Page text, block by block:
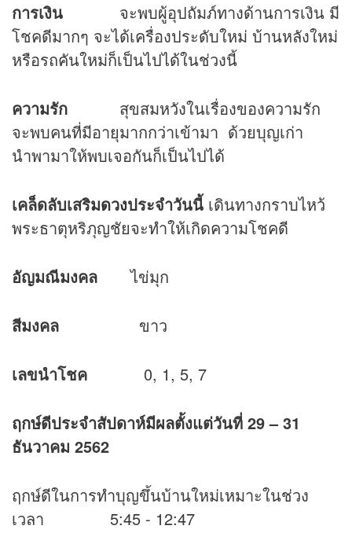
การเงิน
จะพบผู้อุปถัมภ์ทางด้านการเงิน มี
โชคดีมากๆ จะได้เครื่องประดับใหม่ บ้านหลังใหม่
หรือรถคันใหม่ก็เป็นไปได้ในช่วงนี้
ความรัก
สุขสมหวังในเรื่องของความรัก
จะพบคนที่มีอายุมากกว่าเข้ามา ด้วยบุญเก่า
นำพามาให้พบเจอกันก็เป็นไปได้
เคล็ดลับเสริมดวงประจำวันนี้ เดินทางกราบไหว้
พระธาตุหริภุญชัยจะทำให้เกิดความโชคดี
อัญมณีมงคล ไข่มุก
สีมงคล ขาว
เลขนำโชค 0, 1, 5, 7
ฤกษ์ดีประจำสัปดาห์มีผลตั้งแต่วันที่ 29 – 31
ธันวาคม 2562
ฤกษ์ดีในการทำบุญขึ้นบ้านใหม่เหมาะในช่วง
เวลา 5:45 - 12:47